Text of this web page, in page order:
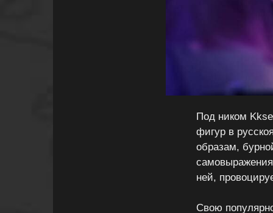
Под ником
фигур в
образам,
ней,
Свою